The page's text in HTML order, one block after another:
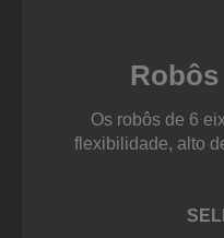
Os robôs de 6
flexibilidade, alto